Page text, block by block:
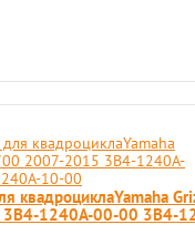
квадроциклаYamaha
1240A-00-00 3B4-